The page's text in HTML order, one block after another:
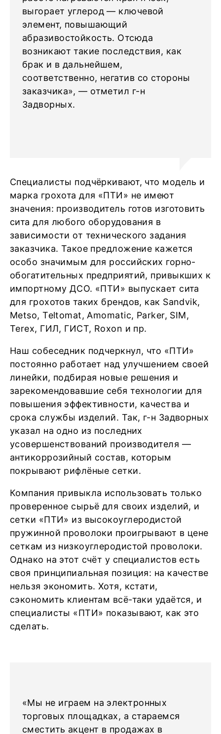
выгорает углерод — ключевой
элемент, повышающий
абразивостойкость. Отсюда
возникают такие последствия, как
брак и в дальнейшем,
соответственно, негатив со стороны
заказчика», — отметил г-н
Задворных.
Специалисты подчёркивают, что модель и
марка грохота для «ПТИ» не имеют
значения: производитель готов изготовить
сита для любого оборудования в
зависимости от технического задания
заказчика. Такое предложение кажется
особо значимым для российских горно-
обогатительных предприятий, привыкших к
импортному ДСО. «ПТИ» выпускает сита
для грохотов таких брендов, как Sandvik,
Metso, Teltomat, Amomatic, Parker, SIM,
Terex, ГИЛ, ГИСТ, Roxon и пр.
Наш собеседник подчеркнул, что «ПТИ»
постоянно работает над улучшением своей
линейки, подбирая новые решения и
зарекомендовавшие себя технологии для
повышения эффективности, качества и
срока службы изделий. Так, г-н Задворных
указал на одно из последних
усовершенствований производителя —
антикоррозийный состав, которым
покрывают рифлёные сетки.
Компания привыкла использовать только
проверенное сырьё для своих изделий, и
сетки «ПТИ» из высокоуглеродистой
пружинной проволоки проигрывают в цене
сеткам из низкоуглеродистой проволоки.
Однако на этот счёт у специалистов есть
своя принципиальная позиция: на качестве
нельзя экономить. Хотя, кстати,
сэкономить клиентам всё-таки удаётся, и
специалисты «ПТИ» показывают, как это
сделать.
«Мы не играем на электронных
торговых площадках, а стараемся
сместить акцент в продажах в